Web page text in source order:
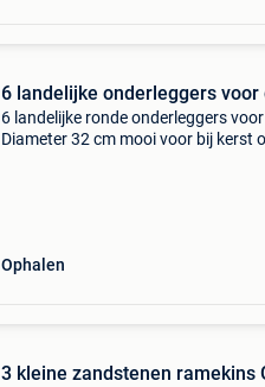
6 landelijke onderleggers
6 landelijke ronde onderleggers
Diameter 32 cm mooi voor bij kerst
Ophalen
3 kleine zandstenen ramekins